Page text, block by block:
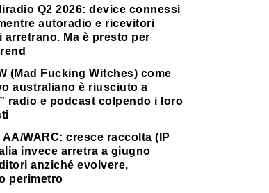
Q2 2026: device connessi
autoradio e ricevitori
arretrano. Ma è presto per
(Mad Fucking Witches) come
australiano è riusciuto a
radio e podcast colpendo i loro
AA/WARC: cresce raccolta (IP
invece arretra a giugno
anziché evolvere,
perimetro